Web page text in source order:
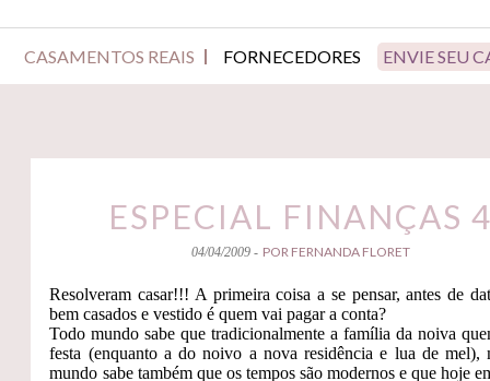
CASAMENTOS REAIS FORNECEDORES ENVIE SEU
ESPECIAL FINANÇAS
04/04/2009 - POR FERNANDA FLORET
Resolveram casar!!! A primeira coisa a se pensar, antes de
bem casados e vestido é quem vai pagar a conta?
Todo mundo sabe que tradicionalmente a família da noiva
festa (enquanto a do noivo a nova residência e lua de mel),
mundo sabe também que os tempos são modernos e que hoje